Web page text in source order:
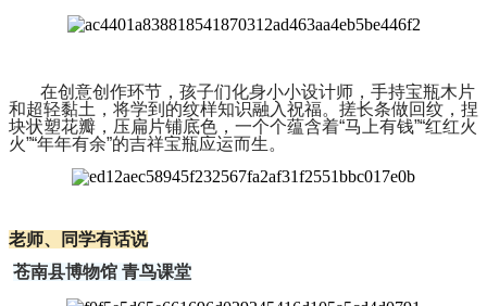
在创意创作环节，孩子们化身小小设计师，手持宝瓶木片
和超轻黏土，将学到的纹样知识融入祝福。搓长条做回纹，捏
块状塑花瓣，压扁片铺底色，一个个蕴含着“马上有钱”“红红火
火”“年年有余”的吉祥宝瓶应运而生。
老师、同学有话说
苍南县博物馆 青鸟课堂